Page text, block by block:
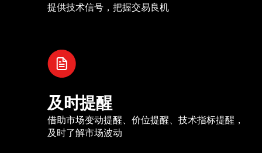
提供技术信号，把握交易良机
及时提醒
借助市场变动提醒、价位提醒、技术指标提醒，
及时了解市场波动